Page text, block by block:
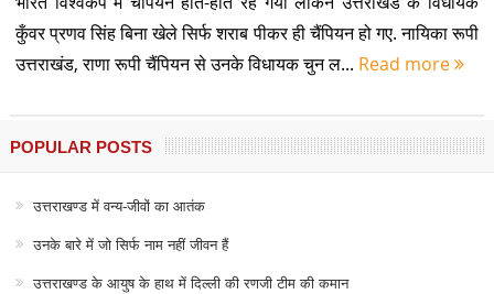
कुँवर प्रणव सिंह बिना खेले सिर्फ शराब पीकर ही चैंपियन हो गए. नायिका रूपी
उत्तराखंड, राणा रूपी चैंपियन से उनके विधायक चुन ल... Read more
POPULAR POSTS
उत्तराखण्ड में वन्य-जीवों का आतंक
उनके बारे में जो सिर्फ नाम नहीं जीवन हैं
उत्तराखण्ड के आयुष के हाथ में दिल्ली की रणजी टीम की कमान